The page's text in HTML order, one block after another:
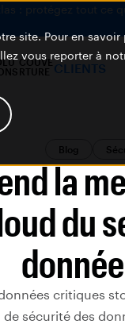
site. Pour en savoir
vous reporter à
: protégez tout ce
COUVE
RTURE CLIENTS
Blog
la
du
critiques
sécurité des